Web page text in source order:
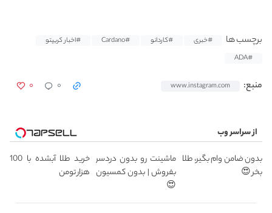
برچسب ها #خبری #کاردانو #Cardano
#اخبار کریپتو
#ADA
منبع: www.instagram.com ۰ ۰
از سراسر وب
بدون ضامن وام بگیر، طلا
بخر 😍
ماشینت رو بدون دردسر
بفروش | بدون کمسیون
😍
خرید طلا آبشده با 100
هزار تومن